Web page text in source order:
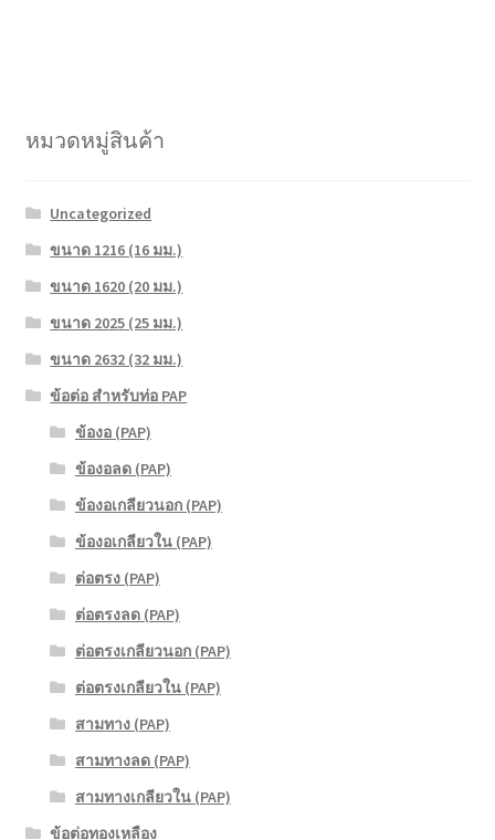
หมวดหมู่สินค้า
Uncategorized
ขนาด 1216 (16 มม.)
ขนาด 1620 (20 มม.)
ขนาด 2025 (25 มม.)
ขนาด 2632 (32 มม.)
ข้อต่อ สำหรับท่อ PAP
ข้องอ (PAP)
ข้องอลด (PAP)
ข้องอเกลียวนอก (PAP)
ข้องอเกลียวใน (PAP)
ต่อตรง (PAP)
ต่อตรงลด (PAP)
ต่อตรงเกลียวนอก (PAP)
ต่อตรงเกลียวใน (PAP)
สามทาง (PAP)
สามทางลด (PAP)
สามทางเกลียวใน (PAP)
ข้อต่อทองเหลือง